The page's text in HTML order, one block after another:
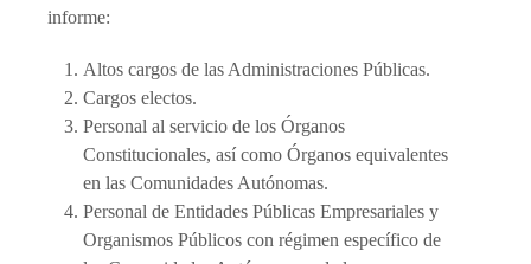
informe:
Altos cargos de las Administraciones Públicas.
Cargos electos.
Personal al servicio de los Órganos
Constitucionales, así como Órganos equivalentes
en las Comunidades Autónomas.
Personal de Entidades Públicas Empresariales y
Organismos Públicos con régimen específico de